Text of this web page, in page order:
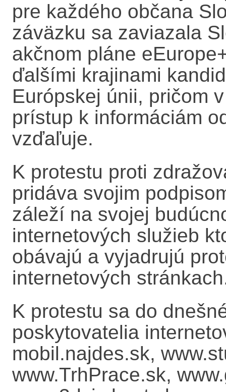
pre každého občana
záväzku sa zaviazala
akčnom pláne
ďalšími krajinami
Európskej únii, pričom
prístup k informáciám
vzďaľuje.
K protestu proti
pridáva svojim
záleží na svojej
internetových služieb
obávajú a vyjadrujú
internetových
K protestu sa do
poskytovatelia
mobil.najdes.sk,
www.TrhPrace.sk,